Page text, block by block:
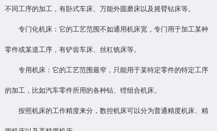
不同工序的加工，有卧式车床、万能外圆磨床以及摇臂钻床等。
专门化机床：它的工艺范围不如通用机床宽，专门用于加工某种
零件或某道工序，有铲齿车床、丝杠铣床等。
专用机床：它的工艺范围最窄，只能用于某特定零件的特定工序
的加工，比如汽车零件所用的各种钻、镗组合机床。
按照机床的工作精度来分，数控机床可以分为普通精度机床、精